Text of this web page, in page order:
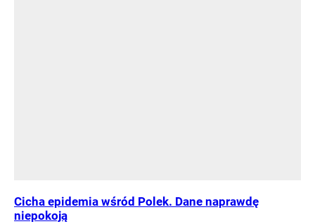
Cicha epidemia wśród Polek. Dane naprawdę
niepokoją